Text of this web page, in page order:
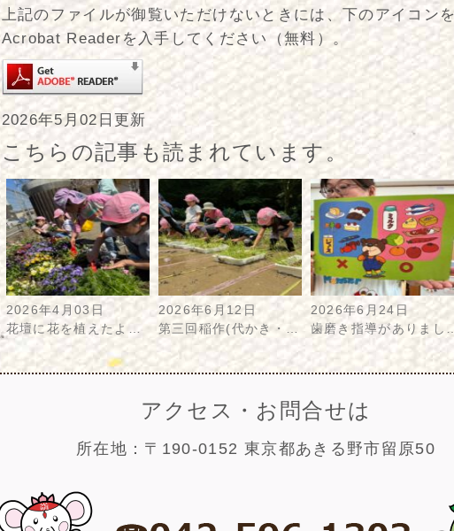
上記のファイルが御覧いただけないときには、下のアイコン
Acrobat Readerを入手してください（無料）。
2026年5月02日更新
こちらの記事も読まれています。
2026年4月03日
花壇に花を植えたよ…
2026年6月12日
第三回稲作(代かき・…
2026年6月24日
歯磨き指導がありまし
アクセス・お問合せは
所在地：〒190-0152 東京都あきる野市留原50